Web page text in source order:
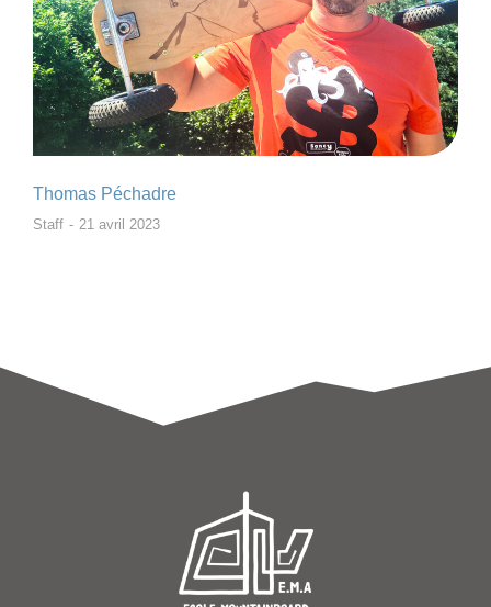
Thomas Péchadre
Staff 21 avril 2023